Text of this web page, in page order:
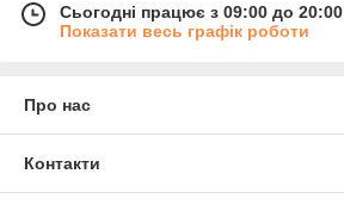
Сьогодні працює з 09:00 до 20:00
Показати весь графік роботи
Про нас
Контакти